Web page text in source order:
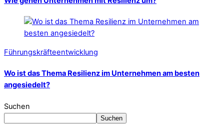
Führungskräfteentwicklung
Wo ist das Thema Resilienz im Unternehmen am besten
angesiedelt?
Suchen
Suchen